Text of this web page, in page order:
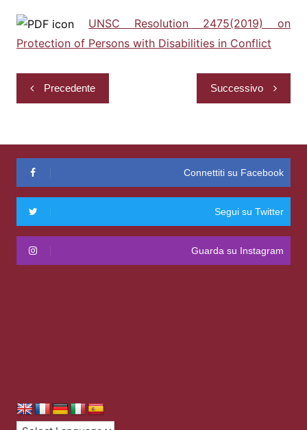
UNSC Resolution 2475(2019) on
Protection of Persons with Disabilities in Conflict
Navigazione
articoli
Precedente Successivo
Connettiti su Facebook
Segui su Twitter
Guarda su Instagram